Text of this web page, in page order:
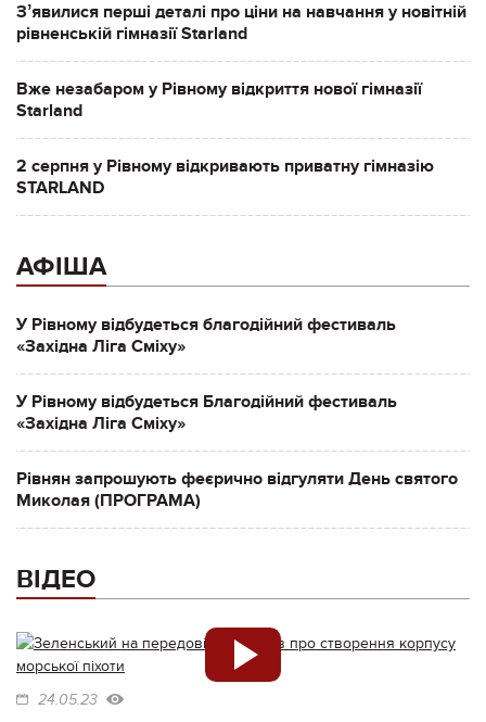
Зʼявилися перші деталі про ціни на навчання у новітній
рівненській гімназії Starland
Вже незабаром у Рівному відкриття нової гімназії
Starland
2 серпня у Рівному відкривають приватну гімназію
STARLAND
АФІША
У Рівному відбудеться благодійний фестиваль
«Західна Ліга Сміху»
У Рівному відбудеться Благодійний фестиваль
«Західна Ліга Сміху»
Рівнян запрошують феєрично відгуляти День святого
Миколая (ПРОГРАМА)
ВІДЕО
24.05.23